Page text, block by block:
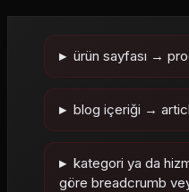
ürün sayfası →
blog içeriği →
kategori ya da
göre breadcrumb